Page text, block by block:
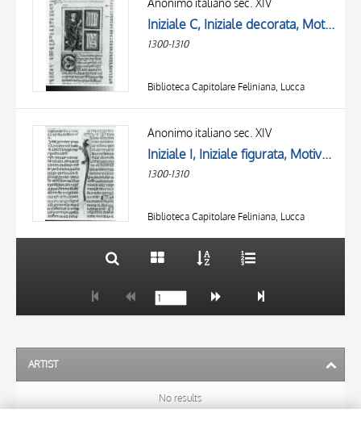
Anonimo italiano sec. XIV
Iniziale C, Iniziale decorata, Motivi decorativi fitomorfi, Miniatura tabellare, Ulpiano, Figura maschile con libro, Figura maschile seduta
1300-1310
Biblioteca Capitolare Feliniana, Lucca
Anonimo italiano sec. XIV
Iniziale I, Iniziale figurata, Motivo decorativo zoomorfo
1300-1310
Biblioteca Capitolare Feliniana, Lucca
TITLE
AUTHOR
OBJECT
20 RESULTS
ARTIST
No results